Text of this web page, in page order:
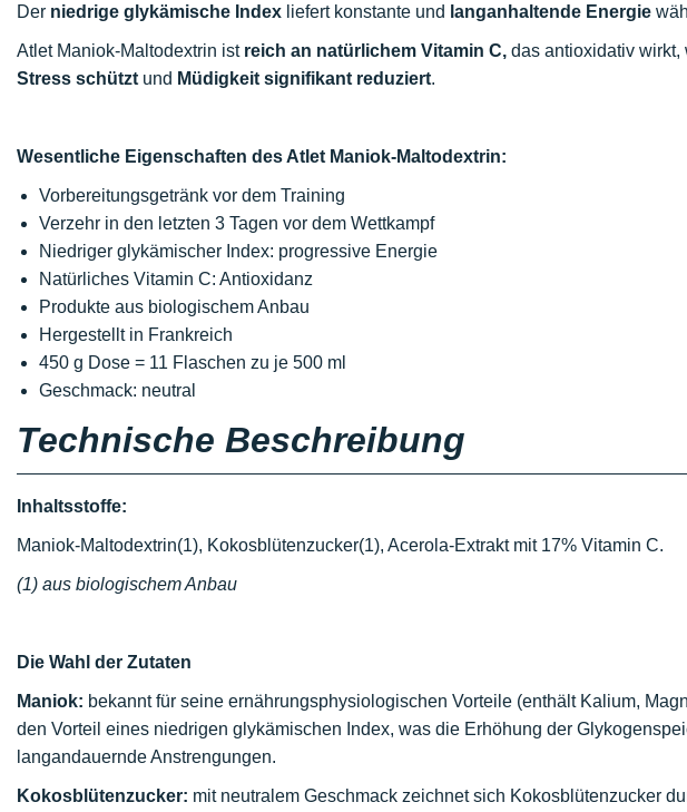
Der niedrige glykämische Index liefert konstante und langanhaltende Energie
Atlet Maniok-Maltodextrin ist reich an natürlichem Vitamin C, das antioxidativ wirkt,
Stress schützt und Müdigkeit signifikant reduziert.
Wesentliche Eigenschaften des Atlet Maniok-Maltodextrin:
Vorbereitungsgetränk vor dem Training
Verzehr in den letzten 3 Tagen vor dem Wettkampf
Niedriger glykämischer Index: progressive Energie
Natürliches Vitamin C: Antioxidanz
Produkte aus biologischem Anbau
Hergestellt in Frankreich
450 g Dose = 11 Flaschen zu je 500 ml
Geschmack: neutral
Technische Beschreibung
Inhaltsstoffe:
Maniok-Maltodextrin(1), Kokosblütenzucker(1), Acerola-Extrakt mit 17% Vitamin C.
(1) aus biologischem Anbau
Die Wahl der Zutaten
Maniok: bekannt für seine ernährungsphysiologischen Vorteile (enthält Kalium,
den Vorteil eines niedrigen glykämischen Index, was die Erhöhung der
langandauernde Anstrengungen.
Kokosblütenzucker: mit neutralem Geschmack zeichnet sich Kokosblütenzucker